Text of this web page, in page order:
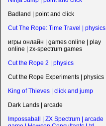
Badland | point and click
Cut The Rope: Time Travel | physics
игры онлайн | games online | play
online | zx-spectrum games
Cut the Rope 2 | physics
Cut the Rope Experiments | physics
King of Thieves | click and jump
Dark Lands | arcade
Impossaball | ZX Spectrum | arcade